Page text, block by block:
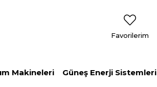
Favorilerim
Makineleri Güneş Enerji Sistemleri